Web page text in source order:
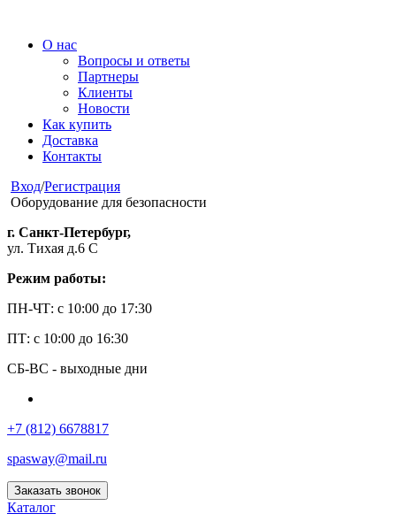
О нас
Вопросы и ответы
Партнеры
Клиенты
Новости
Как купить
Доставка
Контакты
Вход/Регистрация
Оборудование для безопасности
г. Санкт-Петербург,
ул. Тихая д.6 С
Режим работы:
ПН-ЧТ: с 10:00 до 17:30
ПТ: с 10:00 до 16:30
СБ-ВС - выходные дни
+7 (812) 6678817
spasway@mail.ru
Заказать звонок
Каталог